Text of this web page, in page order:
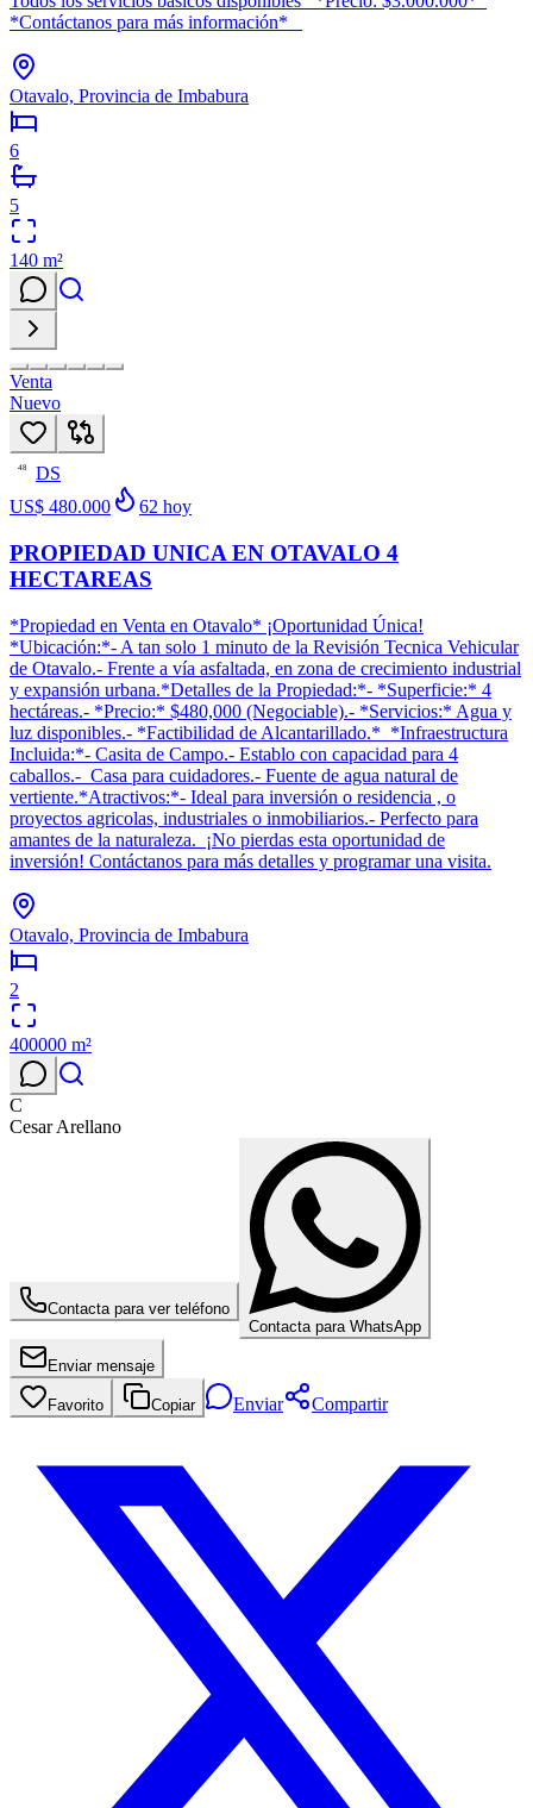
*Contáctanos para más información*
Otavalo, Provincia de Imbabura
6
5
140 m²
Venta
Nuevo
48
DS
US$ 480.000
62 hoy
PROPIEDAD UNICA EN OTAVALO 4
HECTAREAS
*Propiedad en Venta en Otavalo* ¡Oportunidad Única!
*Ubicación:*- A tan solo 1 minuto de la Revisión Tecnica Vehicular
de Otavalo.- Frente a vía asfaltada, en zona de crecimiento industrial
y expansión urbana.*Detalles de la Propiedad:*- *Superficie:* 4
hectáreas.- *Precio:* $480,000 (Negociable).- *Servicios:* Agua y
luz disponibles.- *Factibilidad de Alcantarillado.* *Infraestructura
Incluida:*- Casita de Campo.- Establo con capacidad para 4
caballos.- ‍ Casa para cuidadores.- Fuente de agua natural de
vertiente.*Atractivos:*- Ideal para inversión o residencia , o
proyectos agricolas, industriales o inmobiliarios.- Perfecto para
amantes de la naturaleza. ¡No pierdas esta oportunidad de
inversión! Contáctanos para más detalles y programar una visita.
Otavalo, Provincia de Imbabura
2
400000 m²
C
Cesar Arellano
Contacta para ver teléfono
Contacta para WhatsApp
Enviar mensaje
Favorito Copiar Enviar Compartir